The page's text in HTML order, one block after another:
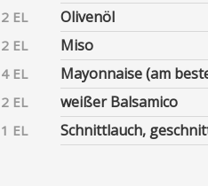
2 EL Olivenöl
2 EL Miso
4 EL Mayonnaise (am
2 EL weißer Balsamico
1 EL Schnittlauch,